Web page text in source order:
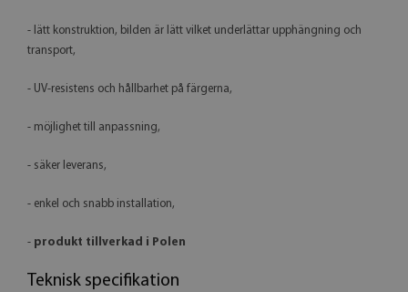
- lätt konstruktion, bilden är lätt vilket underlättar upphängning och
transport,
- UV-resistens och hållbarhet på färgerna,
- möjlighet till anpassning,
- säker leverans,
- enkel och snabb installation,
- produkt tillverkad i Polen
Teknisk specifikation